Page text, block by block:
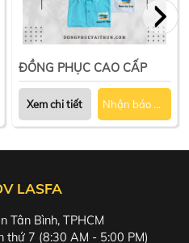
ĐỒNG PHỤC CAO CẤP
Xem chi tiết Nhận báo giá
LASFA
Tân Bình, TPHCM
thứ 7 (8:30 AM - 5:00 PM)